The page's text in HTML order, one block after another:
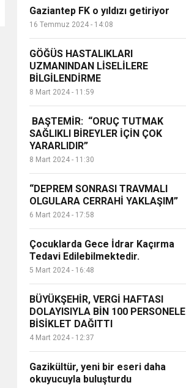
Gaziantep FK o yıldızı getiriyor
16 Temmuz 2024 - 14:08
GÖĞÜS HASTALIKLARI
UZMANINDAN LİSELİLERE
BİLGİLENDİRME
8 Mart 2024 - 11:59
BAŞTEMİR: “ORUÇ TUTMAK
SAĞLIKLI BİREYLER İÇİN ÇOK
YARARLIDIR”
8 Mart 2024 - 11:30
“DEPREM SONRASI TRAVMALI
OLGULARA CERRAHİ YAKLAŞIM”
6 Mart 2024 - 17:58
Çocuklarda Gece İdrar Kaçırma
Tedavi Edilebilmektedir.
5 Mart 2024 - 16:48
BÜYÜKŞEHİR, VERGİ HAFTASI
DOLAYISIYLA BİN 100 PERSONELE
BİSİKLET DAĞITTI
4 Mart 2024 - 12:37
Gazikültür, yeni bir eseri daha
okuyucuyla buluşturdu